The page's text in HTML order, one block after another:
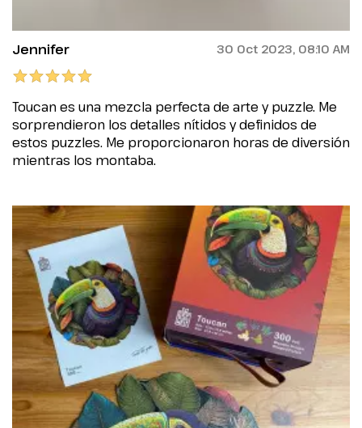
Jennifer 30 Oct 2023, 08:10 AM
Toucan es una mezcla perfecta de arte y puzzle. Me
sorprendieron los detalles nítidos y definidos de
estos puzzles. Me proporcionaron horas de diversión
mientras los montaba.